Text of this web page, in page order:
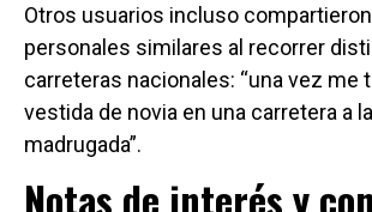
Otros usuarios incluso
personales similares al recorrer
carreteras nacionales: “una vez me
vestida de novia en una carretera a
madrugada”.
Notas de interés y